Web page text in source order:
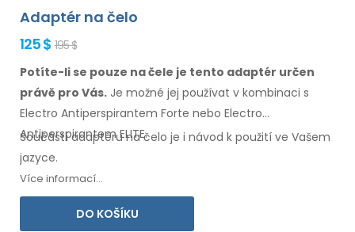
Adaptér na čelo
125 $ 195 $
Potíte-li se pouze na čele je tento adaptér určen
právě pro Vás. Je možné jej používat v kombinaci s
Electro Antiperspirantem Forte nebo Electro
Antiperspirantem ELITE.
Součástí adaptéruna čelo je i návod k použití ve Vašem
jazyce.
Více informací...
DO KOŠÍKU